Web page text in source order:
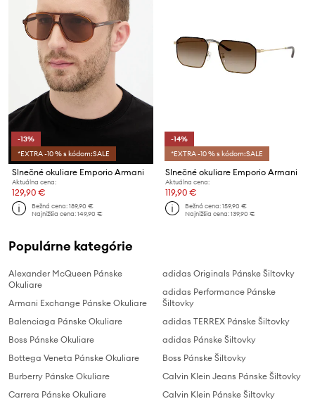
-13%
*EXTRA -10 % s kódom:SALE
Slnečné okuliare Emporio Armani
Aktuálna cena:
129,90 €
Bežná cena:189,90 €
Najnižšia cena:149,90 €
-14%
*EXTRA -10 % s kódom:SALE
Slnečné okuliare Emporio Armani
Aktuálna cena:
119,90 €
Bežná cena:159,90 €
Najnižšia cena:139,90 €
Populárne kategórie
Alexander McQueen Pánske
Okuliare
Armani Exchange Pánske Okuliare
Balenciaga Pánske Okuliare
Boss Pánske Okuliare
Bottega Veneta Pánske Okuliare
Burberry Pánske Okuliare
Carrera Pánske Okuliare
adidas Originals Pánske Šiltovky
adidas Performance Pánske
Šiltovky
adidas TERREX Pánske Šiltovky
adidas Pánske Šiltovky
Boss Pánske Šiltovky
Calvin Klein Jeans Pánske Šiltovky
Calvin Klein Pánske Šiltovky